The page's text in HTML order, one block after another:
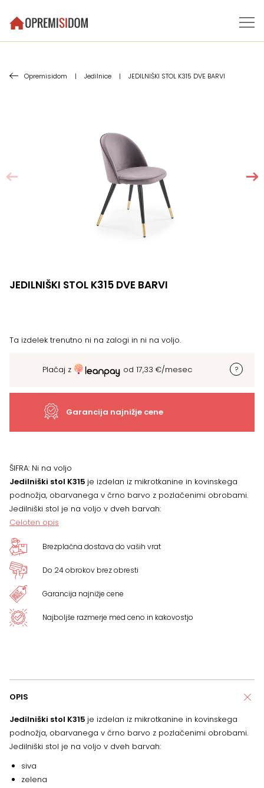
Opremisidom | Jedilnice | JEDILNIŠKI STOL K315 DVE BARVI
JEDILNIŠKI STOL K315 DVE BARVI
Ta izdelek trenutno ni na zalogi in ni na voljo.
Plačaj z od 17,33 €/mesec
Garancija najnižje cene
ŠIFRA: Ni na voljo
Jedilniški stol K315 je izdelan iz mikrotkanine in kovinskega
podnožja, obarvanega v črno barvo z pozlačenimi obrobami.
Jedilniški stol je na voljo v dveh barvah:
Celoten opis
Brezplačna dostava do vaših vrat
Do 24 obrokov brez obresti
Garancija najnižje cene
Najboljše razmerje med ceno in kakovostjo
OPIS
Jedilniški stol K315 je izdelan iz mikrotkanine in kovinskega
podnožja, obarvanega v črno barvo z pozlačenimi obrobami.
Jedilniški stol je na voljo v dveh barvah:
siva
zelena